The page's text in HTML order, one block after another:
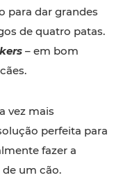
para dar grandes
de quatro patas.
– em bom
vez mais
perfeita para
fazer a
um cão.